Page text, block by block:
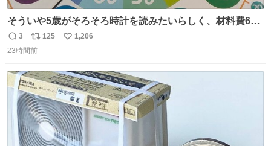
そういや5歳がそろそろ時計を読みたいらしく、材料費600
円で作れる知育時計作ってみた！ めっちゃ簡単！ ありがと
う先人！
返
信
3
リ
ポ
ト
数
125
い
数
1,206
23時間前